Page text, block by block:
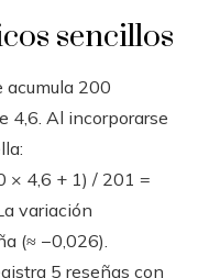
sencillos
acumula 200
4,6. Al incorporarse
× 4,6 + 1) / 201 =
variación
(≈ −0,026).
5 reseñas con